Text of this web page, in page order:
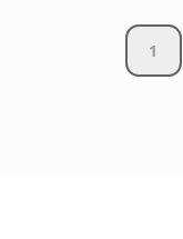
BFF
Beauties